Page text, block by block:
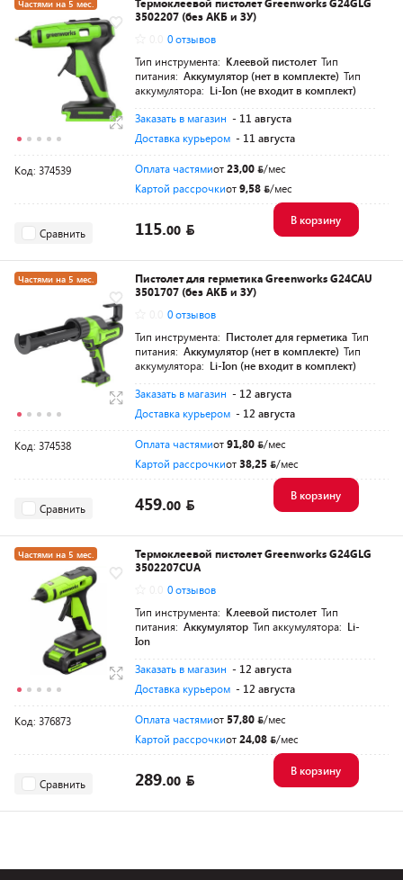
Частями на 5 мес.
Разумная цена
3502207 (без АКБ и ЗУ)
0 отзывов
Тип инструмента: Клеевой пистолет Тип
питания: Аккумулятор (нет в комплекте) Тип
аккумулятора: Li-Ion (не входит в комплект)
Заказать в магазин - 11 августа
Доставка курьером - 11 августа
Код: 374539 Оплата частямиот23,00
/мес
Картой рассрочкиот9,58 /мес
Сравнить 115.00
В корзину
Частями на 5 мес.
Пистолет для герметика Greenworks G24CAU
3501707 (без АКБ и ЗУ)
0 отзывов
Тип инструмента: Пистолет для герметика Тип
питания: Аккумулятор (нет в комплекте) Тип
аккумулятора: Li-Ion (не входит в комплект)
Заказать в магазин - 12 августа
Доставка курьером - 12 августа
Код: 374538 Оплата частямиот91,80
/мес
Картой рассрочкиот38,25 /мес
Сравнить 459.00
В корзину
Частями на 5 мес.
Разумная цена
Термоклеевой пистолет Greenworks G24GLG
3502207CUA
0 отзывов
Тип инструмента: Клеевой пистолет Тип
питания: Аккумулятор Тип аккумулятора: Li-
Ion
Заказать в магазин - 12 августа
Доставка курьером - 12 августа
Код: 376873 Оплата частямиот 57,80
/мес
Картой рассрочкиот24,08 /мес
Сравнить 289.00
В корзину